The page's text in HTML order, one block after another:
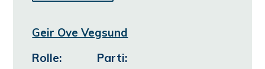
Geir Ove Vegsund
Rolle:
Parti: